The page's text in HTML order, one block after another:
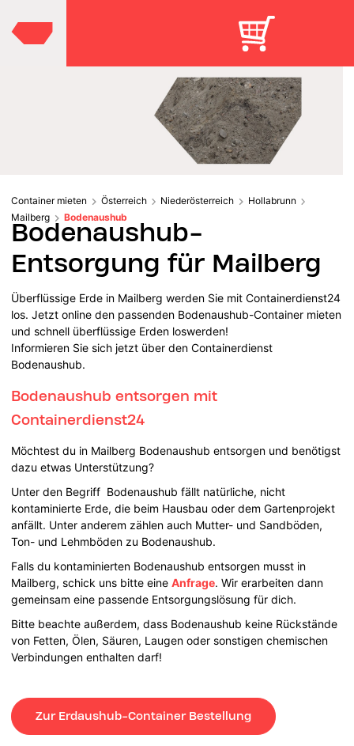
Container mieten Österreich Niederösterreich
Hollabrunn
Mailberg
Bodenaushub
Bodenaushub-
Entsorgung für Mailberg
Überflüssige Erde in Mailberg werden Sie mit Containerdienst24
los. Jetzt online den passenden Bodenaushub-Container mieten
und schnell überflüssige Erden loswerden!
Informieren Sie sich jetzt über den Containerdienst
Bodenaushub.
Bodenaushub entsorgen mit
Containerdienst24
Möchtest du in Mailberg Bodenaushub entsorgen und benötigst
dazu etwas Unterstützung?
Unter den Begriff Bodenaushub fällt natürliche, nicht
kontaminierte Erde, die beim Hausbau oder dem Gartenprojekt
anfällt. Unter anderem zählen auch Mutter- und Sandböden,
Ton- und Lehmböden zu Bodenaushub.
Falls du kontaminierten Bodenaushub entsorgen musst in
Mailberg, schick uns bitte eineAnfrage. Wir erarbeiten dann
gemeinsam eine passende Entsorgungslösung für dich.
Bitte beachte außerdem, dass Bodenaushub keine Rückstände
von Fetten, Ölen, Säuren, Laugen oder sonstigen chemischen
Verbindungen enthalten darf!
Zur Erdaushub-Container Bestellung